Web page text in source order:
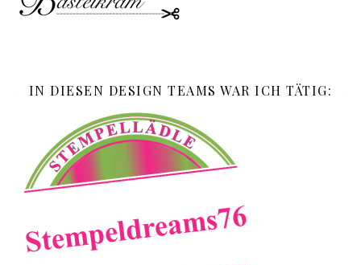
IN DIESEN DESIGN TEAMS WAR ICH TÄTIG: